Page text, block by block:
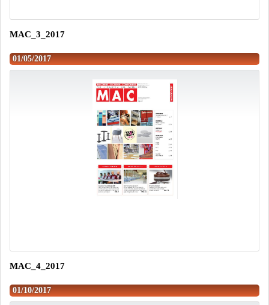
MAC_3_2017
01/05/2017
MAC_4_2017
01/10/2017